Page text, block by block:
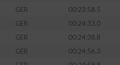
GER
00:23:58.5
GER
00:24:33.0
GER
00:24:38.8
GER
00:24:56.3